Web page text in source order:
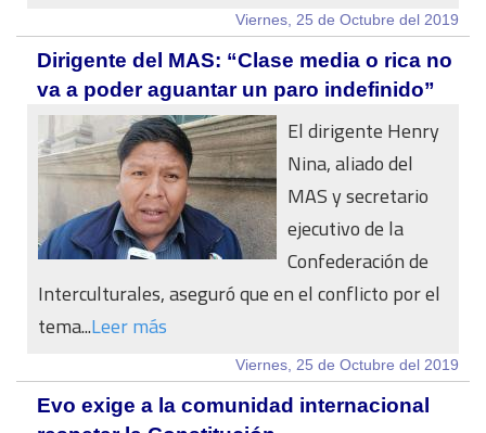
Viernes, 25 de Octubre del 2019
Dirigente del MAS: “Clase media o rica no
va a poder aguantar un paro indefinido”
El dirigente Henry
Nina, aliado del
MAS y secretario
ejecutivo de la
Confederación de
Interculturales, aseguró que en el conflicto por el
tema...Leer más
Viernes, 25 de Octubre del 2019
Evo exige a la comunidad internacional